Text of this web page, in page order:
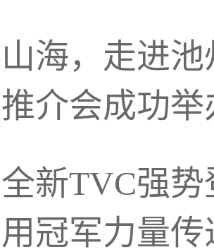
海，走进
介会成功举
新TVC强
冠军力量传